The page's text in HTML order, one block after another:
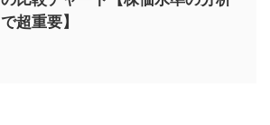
で超重要】